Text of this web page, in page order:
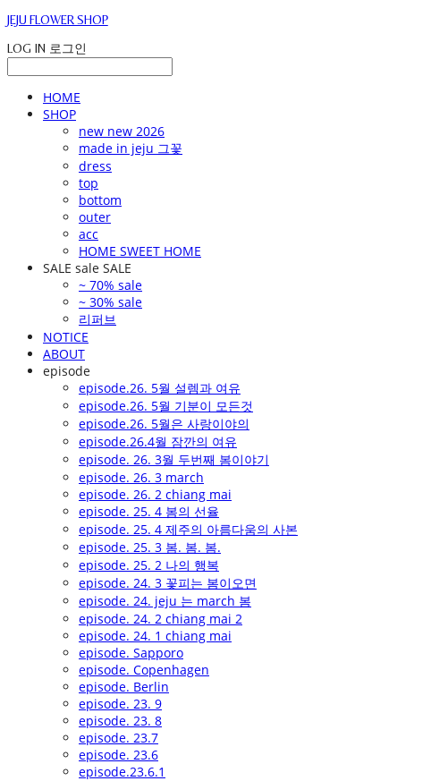
JEJU FLOWER SHOP
LOG IN 로그인
HOME
SHOP
new new 2026
made in jeju 그꽃
dress
top
bottom
outer
acc
HOME SWEET HOME
SALE sale SALE
~ 70% sale
~ 30% sale
리퍼브
NOTICE
ABOUT
episode
episode.26. 5월 설렘과 여유
episode.26. 5월 기분이 모든것
episode.26. 5월은 사랑이야의
episode.26.4월 잠깐의 여유
episode. 26. 3월 두번째 봄이야기
episode. 26. 3 march
episode. 26. 2 chiang mai
episode. 25. 4 봄의 선율
episode. 25. 4 제주의 아름다움의 사본
episode. 25. 3 봄. 봄. 봄.
episode. 25. 2 나의 행복
episode. 24. 3 꽃피는 봄이오면
episode. 24. jeju 는 march 봄
episode. 24. 2 chiang mai 2
episode. 24. 1 chiang mai
episode. Sapporo
episode. Copenhagen
episode. Berlin
episode. 23. 9
episode. 23. 8
episode. 23.7
episode. 23.6
episode.23.6.1